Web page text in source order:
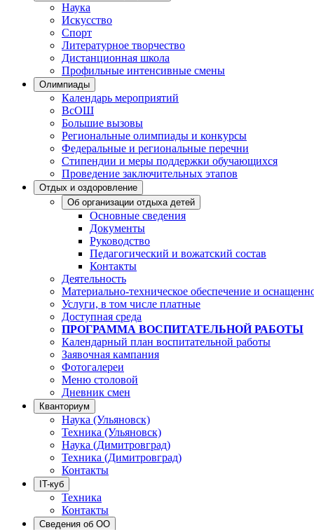
Наука
Искусство
Спорт
Литературное творчество
Дистанционная школа
Профильные интенсивные смены
Олимпиады
Календарь мероприятий
ВсОШ
Большие вызовы
Региональные олимпиады и конкурсы
Федеральные и региональные перечни
Стипендии и меры поддержки обучающихся
Проведение заключительных этапов
Отдых и оздоровление
Об организации отдыха детей
Основные сведения
Документы
Руководство
Педагогический и вожатский состав
Контакты
Деятельность
Материально-техническое обеспечение и
Услуги, в том числе платные
Доступная среда
ПРОГРАММА ВОСПИТАТЕЛЬНОЙ РАБОТЫ
Календарный план воспитательной работы
Заявочная кампания
Фотогалереи
Меню столовой
Дневник смен
Кванториум
Наука (Ульяновск)
Техника (Ульяновск)
Наука (Димитровград)
Техника (Димитровград)
Контакты
IT-куб
Техника
Контакты
Сведения об ОО